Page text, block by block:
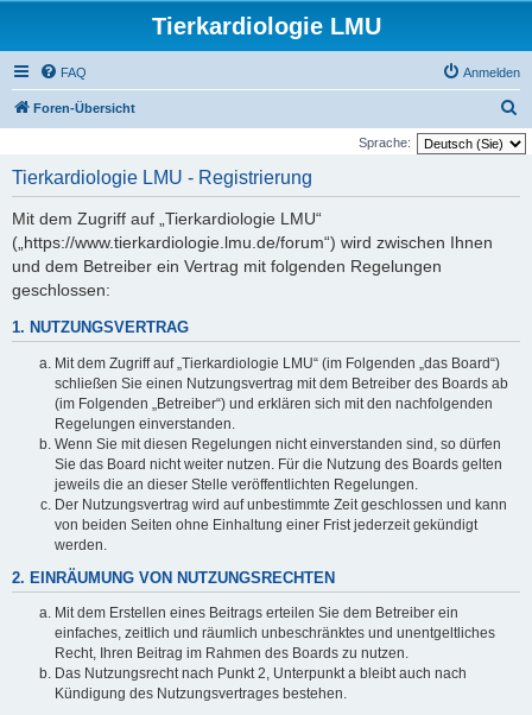
Tierkardiologie LMU
FAQ Anmelden
Foren-Übersicht
u
Sprache:
Tierkardiologie LMU - Registrierung
Mit dem Zugriff auf „Tierkardiologie LMU“
(„https://www.tierkardiologie.lmu.de/forum“) wird zwischen Ihnen
und dem Betreiber ein Vertrag mit folgenden Regelungen
geschlossen:
1. NUTZUNGSVERTRAG
Mit dem Zugriff auf „Tierkardiologie LMU“ (im Folgenden „das Board“)
schließen Sie einen Nutzungsvertrag mit dem Betreiber des Boards ab
(im Folgenden „Betreiber“) und erklären sich mit den nachfolgenden
Regelungen einverstanden.
Wenn Sie mit diesen Regelungen nicht einverstanden sind, so dürfen
Sie das Board nicht weiter nutzen. Für die Nutzung des Boards gelten
jeweils die an dieser Stelle veröffentlichten Regelungen.
Der Nutzungsvertrag wird auf unbestimmte Zeit geschlossen und kann
von beiden Seiten ohne Einhaltung einer Frist jederzeit gekündigt
werden.
2. EINRÄUMUNG VON NUTZUNGSRECHTEN
Mit dem Erstellen eines Beitrags erteilen Sie dem Betreiber ein
einfaches, zeitlich und räumlich unbeschränktes und unentgeltliches
Recht, Ihren Beitrag im Rahmen des Boards zu nutzen.
Das Nutzungsrecht nach Punkt 2, Unterpunkt a bleibt auch nach
Kündigung des Nutzungsvertrages bestehen.